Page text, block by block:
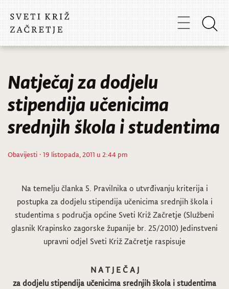
Natječaj za dodjelu
stipendija učenicima
srednjih škola i studentima
Obavijesti · 19 listopada, 2011 u 2:44 pm
Na temelju članka 5. Pravilnika o utvrđivanju kriterija i
postupka za dodjelu stipendija učenicima srednjih škola i
studentima s područja općine Sveti Križ Začretje (Službeni
glasnik Krapinsko zagorske županije br. 25/2010) Jedinstveni
upravni odjel Sveti Križ Začretje raspisuje
N A T J E Č A J
za dodjelu stipendija učenicima srednjih škola i studentima